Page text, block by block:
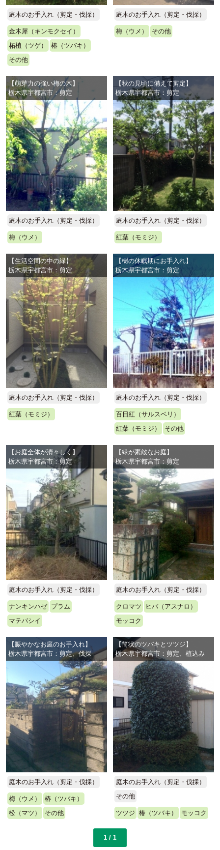
庭木のお手入れ（剪定・伐採）
金木犀（キンモクセイ）
柘植（ツゲ）
椿（ツバキ）
その他
庭木のお手入れ（剪定・伐採）
梅（ウメ） その他
【萌芽力の強い梅の木】
栃木県宇都宮市：剪定
庭木のお手入れ（剪定・伐採）
梅（ウメ）
【秋の見頃に備えて剪定】
栃木県宇都宮市：剪定
庭木のお手入れ（剪定・伐採）
紅葉（モミジ）
【生活空間の中の緑】
栃木県宇都宮市：剪定
庭木のお手入れ（剪定・伐採）
紅葉（モミジ）
【樹の休眠期にお手入れ】
栃木県宇都宮市：剪定
庭木のお手入れ（剪定・伐採）
百日紅（サルスベリ）
紅葉（モミジ）
その他
【お庭全体が清々しく】
栃木県宇都宮市：剪定
庭木のお手入れ（剪定・伐採）
ナンキンハゼ プラム
マテバシイ
【緑が素敵なお庭】
栃木県宇都宮市：剪定
庭木のお手入れ（剪定・伐採）
クロマツ
ヒバ（アスナロ）
モッコク
【賑やかなお庭のお手入れ】
栃木県宇都宮市：剪定、伐採
庭木のお手入れ（剪定・伐採）
梅（ウメ）
椿（ツバキ）
松（マツ）
その他
【筒状のツバキとツツジ】
栃木県宇都宮市：剪定、植込み
庭木のお手入れ（剪定・伐採）
その他
ツツジ 椿（ツバキ） モッコク
1 / 1